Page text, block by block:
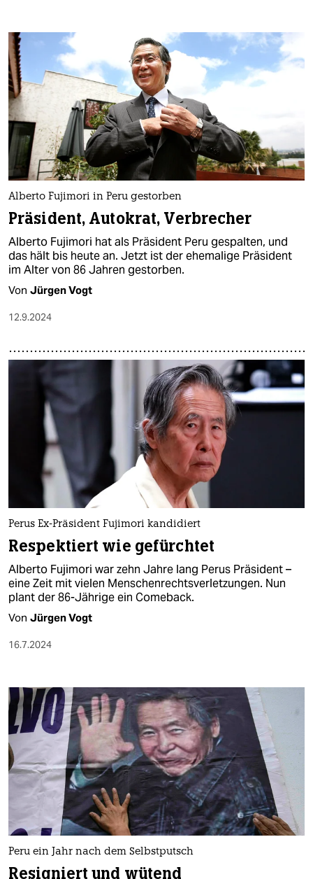
Alberto Fujimori in Peru gestorben
Präsident, Autokrat, Verbrecher
Alberto Fujimori hat als Präsident Peru gespalten, und
das hält bis heute an. Jetzt ist der ehemalige Präsident
im Alter von 86 Jahren gestorben.
Von Jürgen Vogt
12.9.2024
Perus Ex-Präsident Fujimori kandidiert
Respektiert wie gefürchtet
Alberto Fujimori war zehn Jahre lang Perus Präsident –
eine Zeit mit vielen Menschenrechtsverletzungen. Nun
plant der 86-Jährige ein Comeback.
Von Jürgen Vogt
16.7.2024
Peru ein Jahr nach dem Selbstputsch
Resigniert und wütend